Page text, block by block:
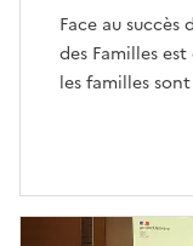
Face au
des Familles
les familles